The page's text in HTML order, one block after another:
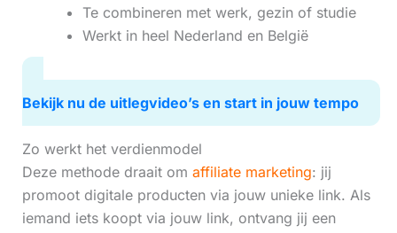
Te combineren met werk, gezin of studie
Werkt in heel Nederland en België
Bekijk nu de uitlegvideo’s en start in jouw tempo
Zo werkt het verdienmodel
Deze methode draait om affiliate marketing: jij
promoot digitale producten via jouw unieke link. Als
iemand iets koopt via jouw link, ontvang jij een